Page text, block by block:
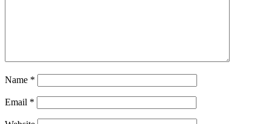
Name *
Email *